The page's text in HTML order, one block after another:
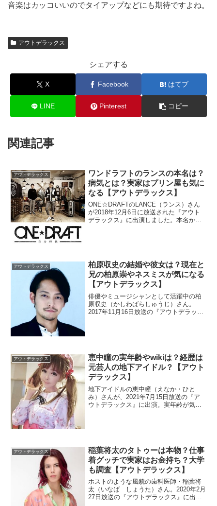
音楽はカッコいいのでタイアップなどにも期待ですよね。
アウトデラックス
シェアする
X Facebook はてブ
LINE Pinterest コピー
関連記事
アウトデラックス
ワンドラフトのランスの本名は？
病気とは？実家はプリン屋も気に
なる【アウトデラックス】
ONE☆DRAFTのLANCE（ランス）さん
が2018年12月6日に放送された『アウト
デラックス』に出演しました。本名から
アウトデラックス
柏原収史の結婚や彼女は？現在と
兄の柏原崇やネスミスが気になる
【アウトデラックス】
俳優やミュージシャンとして活躍中の柏
原収史（かしわばらしゅうじ）さん。
2017年11月16日放送の『アウトデラック
アウトデラックス
恵中瞳の実年齢やwikiは？経歴は
元芸人の地下アイドル？【アウト
デラックス】
地下アイドルの恵中瞳（えなか・ひと
み）さんが、2021年7月15日放送の『ア
ウトデラックス』に出演。実年齢が気に
アウトデラックス
稲葉将太のタトゥーは本物？仕事
着グッチで実家はお金持ち？大学
も調査【アウトデラックス】
ホストのような風貌の歯科医師・稲葉将
太（いなば しょうた）さん。2020年2月
27日放送の『アウトデラックス』に出